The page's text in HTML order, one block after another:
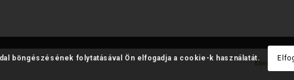
Eljegyzési
böngészésének folytatásával Ön elfogadja a cookie-k használatát.